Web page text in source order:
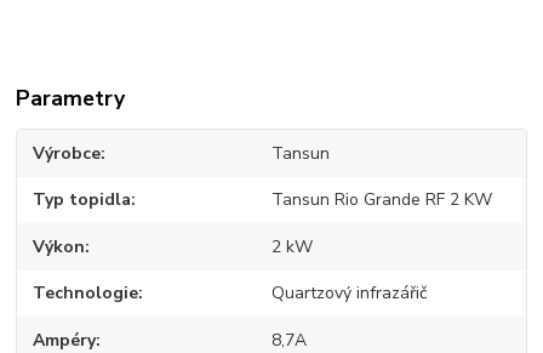
Parametry
Výrobce Tansun
Typ topidla Tansun Rio Grande RF 2 KW
Výkon 2 kW
Technologie Quartzový infrazářič
Ampéry 8,7A